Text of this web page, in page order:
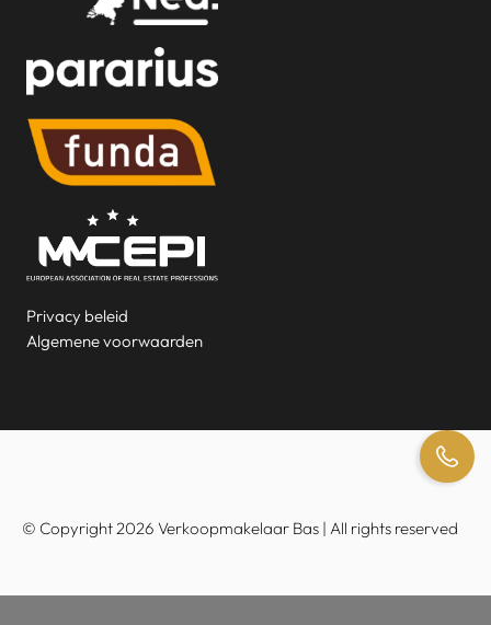
Privacy beleid
Algemene voorwaarden
© Copyright 2026 Verkoopmakelaar Bas | All rights reserved